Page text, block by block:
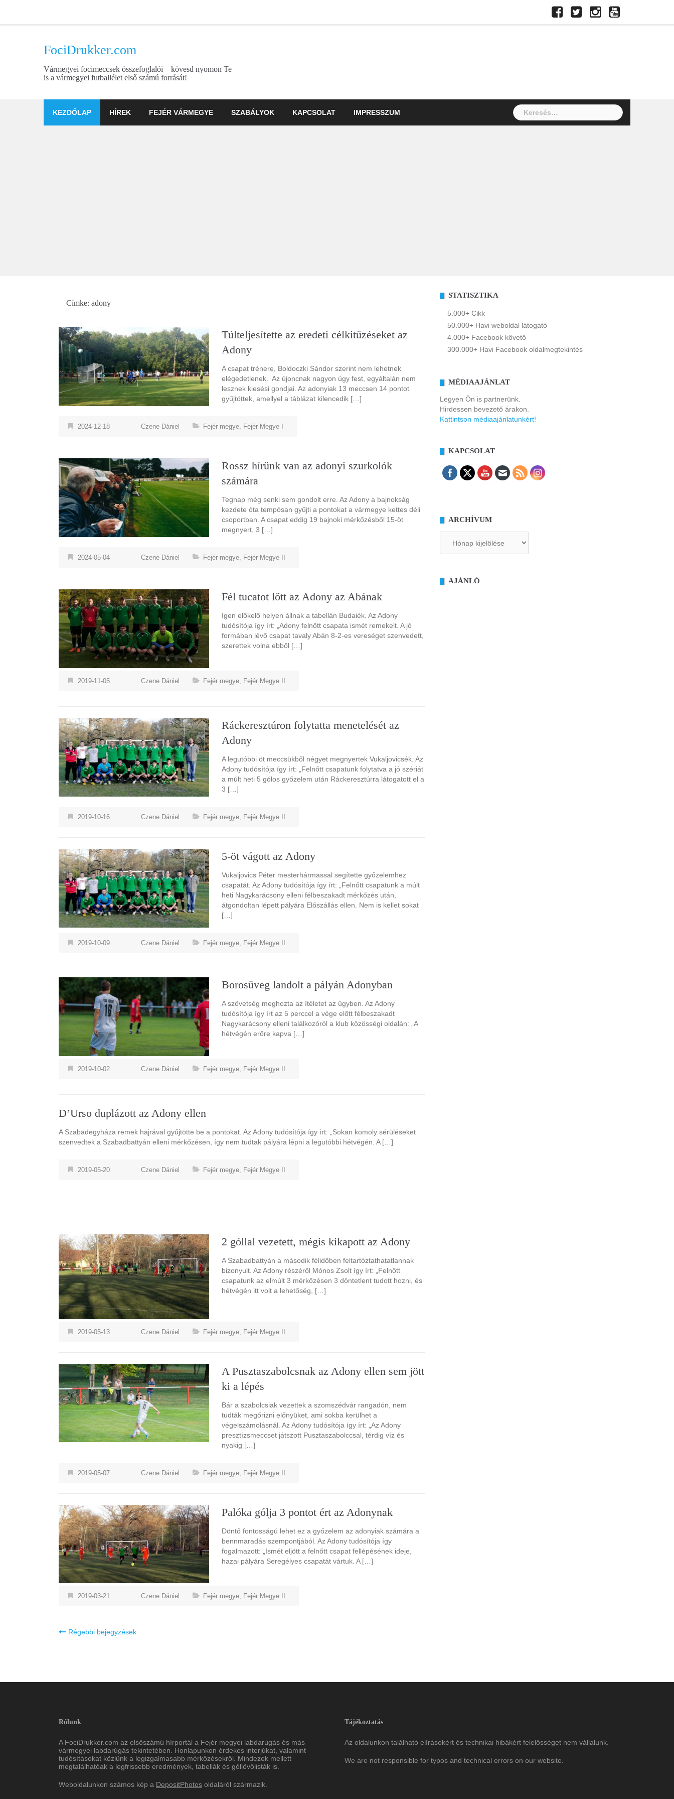
Facebook
TwitterInstagramYoutube
FociDrukker.com
Vármegyei focimeccsek összefoglalói – kövesd nyomon Te
is a vármegyei futballélet első számú forrását!
KEZDŐLAP HÍREK FEJÉR VÁRMEGYE SZABÁLYOK KAPCSOLAT IMPRESSZUM Keresés:
Címke: adony
Túlteljesítette az eredeti célkitűzéseket az
Adony
A csapat trénere, Boldoczki Sándor szerint nem lehetnek
elégedetlenek. Az újoncnak nagyon úgy fest, egyáltalán nem
lesznek kiesési gondjai. Az adonyiak 13 meccsen 14 pontot
gyűjtöttek, amellyel a táblázat kilencedik […]
2024-12-18 Czene Dániel Fejér megye, Fejér Megye I
Rossz hírünk van az adonyi szurkolók
számára
Tegnap még senki sem gondolt erre. Az Adony a bajnokság
kezdete óta tempósan gyűjti a pontokat a vármegye kettes déli
csoportban. A csapat eddig 19 bajnoki mérkőzésből 15-öt
megnyert, 3 […]
2024-05-04 Czene Dániel Fejér megye, Fejér Megye II
Fél tucatot lőtt az Adony az Abának
Igen előkelő helyen állnak a tabellán Budaiék. Az Adony
tudósítója így írt: „Adony felnőtt csapata ismét remekelt. A jó
formában lévő csapat tavaly Abán 8-2-es vereséget szenvedett,
szerettek volna ebből […]
2019-11-05 Czene Dániel Fejér megye Fejér Megye II
Ráckeresztúron folytatta menetelését az
Adony
A legutóbbi öt meccsükből négyet megnyertek Vukaljovicsék. Az
Adony tudósítója így írt: „Felnőtt csapatunk folytatva a jó szériát
a múlt heti 5 gólos győzelem után Ráckeresztúrra látogatott el a
3 […]
2019-10-16 Czene Dániel Fejér megye, Fejér Megye II
5-öt vágott az Adony
Vukaljovics Péter mesterhármassal segítette győzelemhez
csapatát. Az Adony tudósítója így írt: „Felnőtt csapatunk a múlt
heti Nagykarácsony elleni félbeszakadt mérkőzés után,
átgondoltan lépett pályára Előszállás ellen. Nem is kellet sokat
[…]
2019-10-09 Czene Dániel Fejér megye, Fejér Megye II
Borosüveg landolt a pályán Adonyban
A szövetség meghozta az ítéletet az ügyben. Az Adony
tudósítója így írt az 5 perccel a vége előtt félbeszakadt
Nagykarácsony elleni találkozóról a klub közösségi oldalán: „A
hétvégén erőre kapva […]
2019-10-02 Czene Dániel Fejér megye Fejér Megye II
D’Urso duplázott az Adony ellen
A Szabadegyháza remek hajrával gyűjtötte be a pontokat. Az Adony tudósítója így írt: „Sokan komoly sérüléseket
szenvedtek a Szabadbattyán elleni mérkőzésen, így nem tudtak pályára lépni a legutóbbi hétvégén. A […]
2019-05-20 Czene Dániel Fejér megye, Fejér Megye II
2 góllal vezetett, mégis kikapott az Adony
A Szabadbattyán a második félidőben feltartóztathatatlannak
bizonyult. Az Adony részéről Mónos Zsolt így írt: „Felnőtt
csapatunk az elmúlt 3 mérkőzésen 3 döntetlent tudott hozni, és
hétvégén itt volt a lehetőség, […]
2019-05-13 Czene Dániel Fejér megye Fejér Megye II
A Pusztaszabolcsnak az Adony ellen sem jött
ki a lépés
Bár a szabolcsiak vezettek a szomszédvár rangadón, nem
tudták megőrizni előnyüket, ami sokba kerülhet a
végelszámolásnál. Az Adony tudósítója így írt: „Az Adony
presztízsmeccset játszott Pusztaszabolccsal, térdig víz és
nyakig […]
2019-05-07 Czene Dániel Fejér megye Fejér Megye II
Palóka gólja 3 pontot ért az Adonynak
Döntő fontosságú lehet ez a győzelem az adonyiak számára a
bennmaradás szempontjából. Az Adony tudósítója így
fogalmazott: „Ismét eljött a felnőtt csapat fellépésének ideje,
hazai pályára Seregélyes csapatát vártuk. A […]
2019-03-21 Czene Dániel Fejér megye, Fejér Megye II
Bejegyzés
Régebbi bejegyzések
STATISZTIKA
5.000+ Cikk
50.000+ Havi weboldal látogató
4.000+ Facebook követő
300.000+ Havi Facebook oldalmegtekintés
MÉDIAAJÁNLAT
Legyen Ön is partnerünk.
Hirdessen bevezető árakon.
Kattintson médiaajánlatunkért!
KAPCSOLAT
ARCHÍVUM
AJÁNLÓ
Rólunk
A FociDrukker.com az elsőszámú hírportál a Fejér megyei labdarúgás és más
vármegyei labdarúgás tekintetében. Honlapunkon érdekes interjúkat, valamint
tudósításokat közlünk a legizgalmasabb mérkőzésekről. Mindezek mellett
megtalálhatóak a legfrissebb eredmények, tabellák és góllövőlisták is.
Weboldalunkon számos kép a DepositPhotos oldaláról származik.
Tájékoztatás
Az oldalunkon található elírásokért és technikai hibákért felelősséget nem vállalunk.
We are not responsible for typos and technical errors on our website.